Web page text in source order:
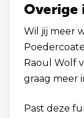
Overige
Wil jij meer
Raoul Wolf
graag meer
Past deze